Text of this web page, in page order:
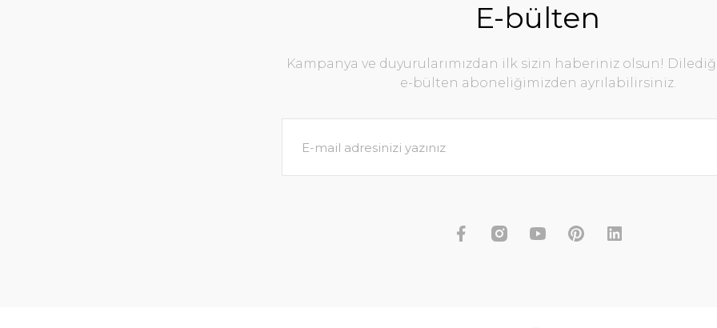
E-bülten
Kampanya ve duyurularımızdan ilk sizin haberiniz olsun!
e-bülten aboneliğimizden ayrılabilirsiniz.